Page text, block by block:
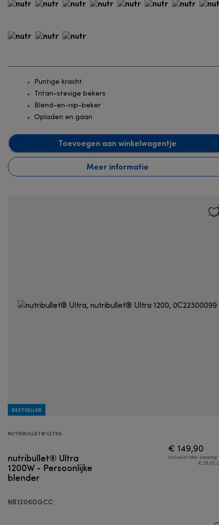
Puntige kracht.
Tritan-stevige bekers
Blend-en-nip-beker
Opladen en gaan
Toevoegen aan winkelwagentje
Meer informatie
BESTSELLER
NUTRIBULLET® ULTRA
nutribullet® Ultra
1200W - Persoonlijke
blender
NB1206DGCC
€ 149,90
Inclusief btw-bedrag
€ 26,02